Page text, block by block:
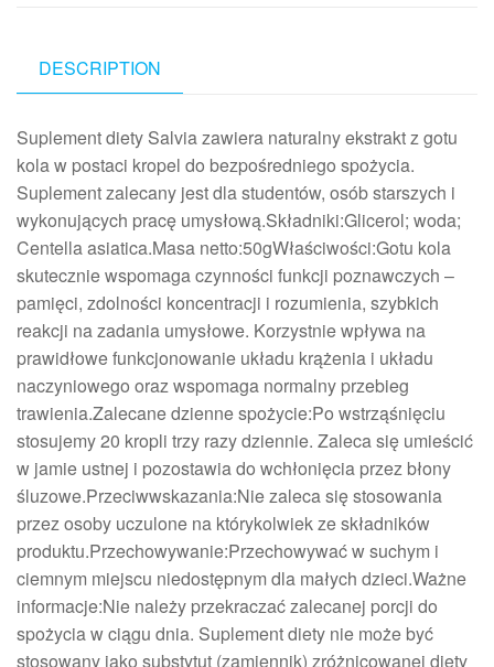
DESCRIPTION
Suplement diety Salvia zawiera naturalny ekstrakt z gotu
kola w postaci kropel do bezpośredniego spożycia.
Suplement zalecany jest dla studentów, osób starszych i
wykonujących pracę umysłową.Składniki:Glicerol; woda;
Centella asiatica.Masa netto:50gWłaściwości:Gotu kola
skutecznie wspomaga czynności funkcji poznawczych –
pamięci, zdolności koncentracji i rozumienia, szybkich
reakcji na zadania umysłowe. Korzystnie wpływa na
prawidłowe funkcjonowanie układu krążenia i układu
naczyniowego oraz wspomaga normalny przebieg
trawienia.Zalecane dzienne spożycie:Po wstrząśnięciu
stosujemy 20 kropli trzy razy dziennie. Zaleca się umieścić
w jamie ustnej i pozostawia do wchłonięcia przez błony
śluzowe.Przeciwwskazania:Nie zaleca się stosowania
przez osoby uczulone na którykolwiek ze składników
produktu.Przechowywanie:Przechowywać w suchym i
ciemnym miejscu niedostępnym dla małych dzieci.Ważne
informacje:Nie należy przekraczać zalecanej porcji do
spożycia w ciągu dnia. Suplement diety nie może być
stosowany jako substytut (zamiennik) zróżnicowanej diety